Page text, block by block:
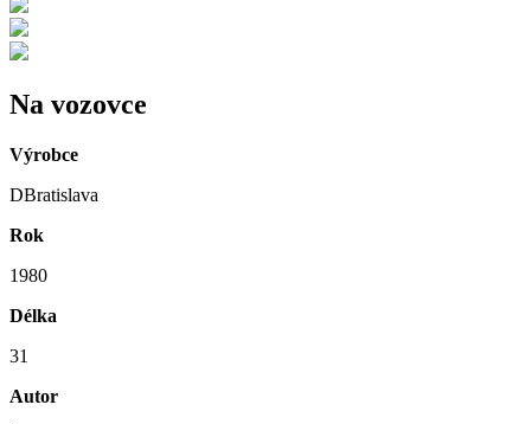
Na vozovce
Výrobce
DBratislava
Rok
1980
Délka
31
Autor